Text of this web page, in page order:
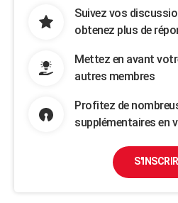
Suivez vos
obtenez plus de
Mettez en avant
autres membres
Profitez de
supplémentaires en